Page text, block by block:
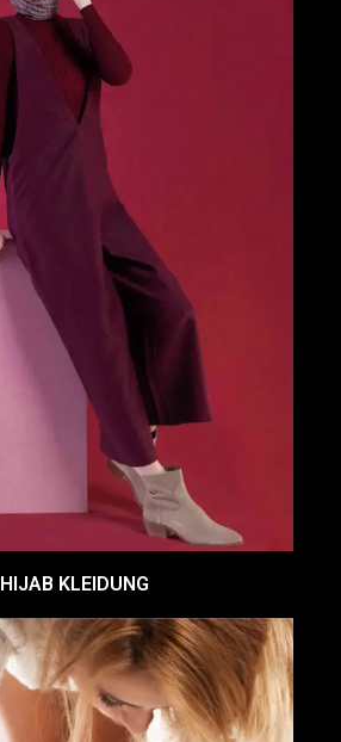
HIJAB KLEIDUNG